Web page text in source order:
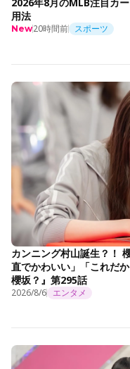
用法
New20時間前 スポーツ
カンニング村山誕生？！
直でかわいい」「これだ
櫻坂？』第295話
2026/8/6 エンタメ